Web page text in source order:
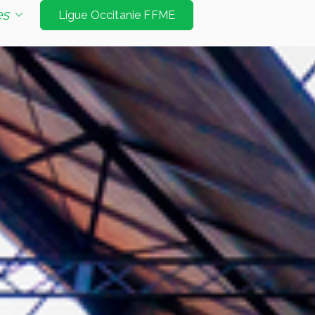
d'escalade de niveau international à Tarbes et
Olympiques. Les disciplines sont vitesse
Ligue Occitanie FFME